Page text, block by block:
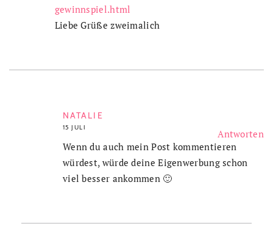
gewinnspiel.html
Liebe Grüße zweimalich
NATALIE
15 JULI
Wenn du auch mein Post kommentieren
würdest, würde deine Eigenwerbung schon
viel besser ankommen 🙂
Antworten